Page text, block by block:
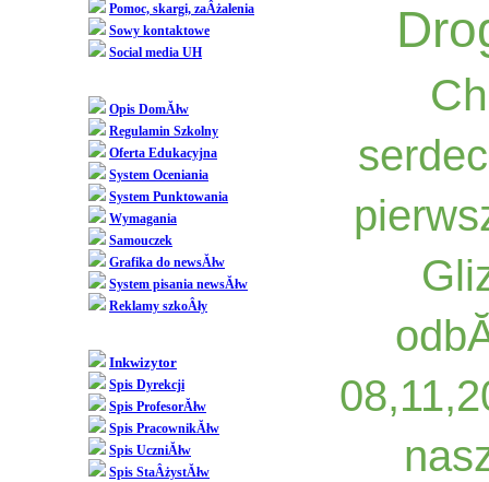
Pomoc, skargi, zaÂżalenia
Sowy kontaktowe
Social media UH
Opis DomĂłw
Regulamin Szkolny
Oferta Edukacyjna
System Oceniania
System Punktowania
Wymagania
Samouczek
Grafika do newsĂłw
System pisania newsĂłw
Reklamy szkoÂły
Inkwizytor
Spis Dyrekcji
Spis ProfesorĂłw
Spis PracownikĂłw
Spis UczniĂłw
Spis StaÂżystĂłw